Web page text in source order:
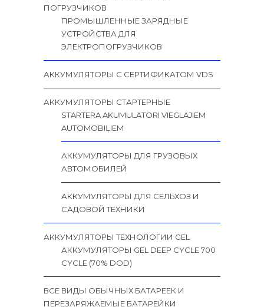
ПОГРУЗЧИКОВ
ПРОМЫШЛЕННЫЕ ЗАРЯДНЫЕ
УСТРОЙСТВА ДЛЯ
ЭЛЕКТРОПОГРУЗЧИКОВ
АККУМУЛЯТОРЫ С СЕРТИФИКАТОМ VDS
АККУМУЛЯТОРЫ СТАРТЕРНЫЕ
STARTERA AKUMULATORI VIEGLAJIEM
AUTOMOBIĻIEM
АККУМУЛЯТОРЫ ДЛЯ ГРУЗОВЫХ
АВТОМОБИЛЕЙ
АККУМУЛЯТОРЫ ДЛЯ СЕЛЬХОЗ И
САДОВОЙ ТЕХНИКИ
АККУМУЛЯТОРЫ ТЕХНОЛОГИИ GEL
АККУМУЛЯТОРЫ GEL DEEP CYCLE 700
CYCLE (70% DOD)
ВСЕ ВИДЫ ОБЫЧНЫХ БАТАРЕЕК И
ПЕРЕЗАРЯЖАЕМЫЕ БАТАРЕЙКИ